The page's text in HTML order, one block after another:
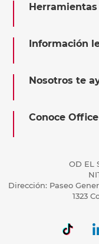
Información
Nosotros te
Conoce
OD EL
Dirección: Paseo
1323